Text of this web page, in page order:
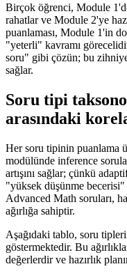
Birçok öğrenci, Module
rahatlar ve Module 2'ye
puanlaması, Module 1'in
"yeterli" kavramı
soru" gibi çözün; bu
sağlar.
Soru tipi
arasındaki
Her soru tipinin puanlama
modülünde inference
artışını sağlar; çünkü
"yüksek düşünme
Advanced Math soruları,
ağırlığa sahiptir.
Aşağıdaki tablo, soru
göstermektedir. Bu
değerlerdir ve hazırlık